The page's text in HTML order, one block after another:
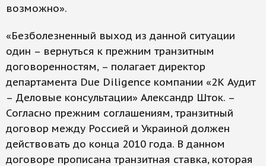
возможно».
«Безболезненный выход из данной ситуации
один – вернуться к прежним транзитным
договоренностям, – полагает директор
департамента Due Diligence компании «2К Аудит
– Деловые консультации» Александр Шток. –
Согласно прежним соглашениям, транзитный
договор между Россией и Украиной должен
действовать до конца 2010 года. В данном
договоре прописана транзитная ставка, которая